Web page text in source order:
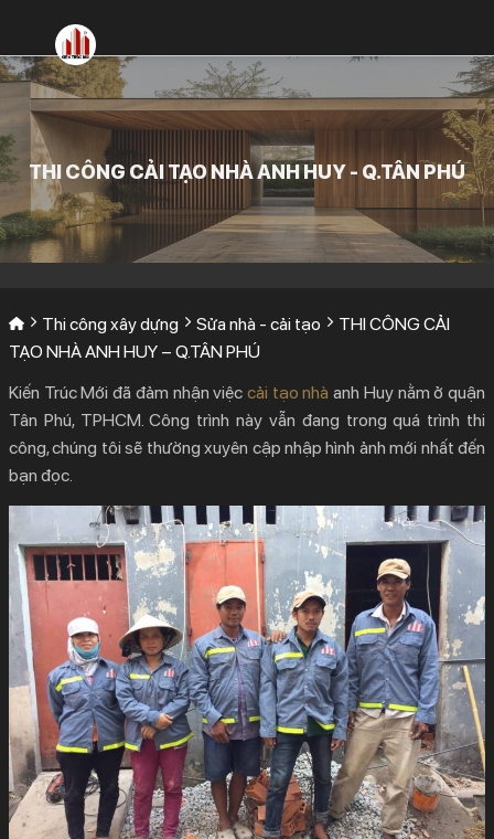
nội
dung
THI CÔNG CẢI TẠO NHÀ ANH HUY - Q.TÂN PHÚ
Thi công xây dựng Sửa nhà - cải tạo
THI CÔNG CẢI
TẠO NHÀ ANH HUY – Q.TÂN PHÚ
Kiến Trúc Mới đã đảm nhận việc cải tạo nhà anh Huy nằm ở quận
Tân Phú, TPHCM. Công trình này vẫn đang trong quá trình thi
công, chúng tôi sẽ thường xuyên cập nhập hình ảnh mới nhất đến
bạn đọc.